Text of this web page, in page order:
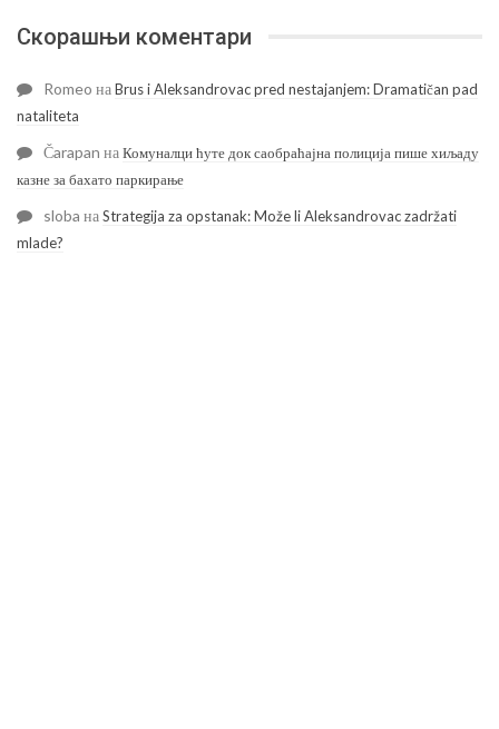
Скорашњи коментари
Romeo наBrus i Aleksandrovac pred nestajanjem: Dramatičan pad
nataliteta
Čarapan наКомуналци ћуте док саобраћајна полиција пише хиљаду
казне за бахато паркирање
sloba наStrategija za opstanak: Može li Aleksandrovac zadržati
mlade?